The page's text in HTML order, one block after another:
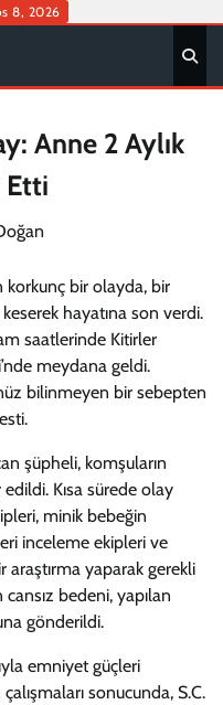
8, 2026
Anne 2 Aylık
Etti
korkunç bir olayda, bir
keserek hayatına son verdi.
saatlerinde Kitirler
meydana geldi.
bilinmeyen bir sebepten
şüpheli, komşuların
Kısa sürede olay
minik bebeğin
inceleme ekipleri ve
araştırma yaparak gerekli
bedeni, yapılan
gönderildi.
emniyet güçleri
sonucunda, S.C.